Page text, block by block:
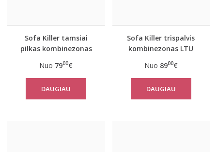
Sofa Killer tamsiai
pilkas kombinezonas
Nuo 7900€
DAUGIAU
Sofa Killer trispalvis
kombinezonas LTU
Nuo 8900€
DAUGIAU